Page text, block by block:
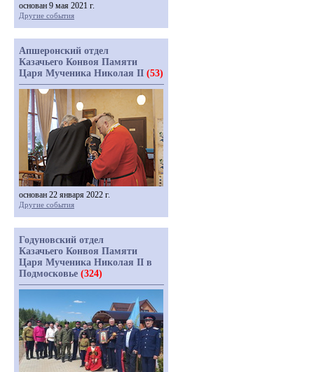
основан 9 мая 2021 г.
Другие события
Апшеронский отдел
Казачьего Конвоя Памяти
Царя Мученика Николая II (53)
основан 22 января 2022 г.
Другие события
Годуновский отдел
Казачьего Конвоя Памяти
Царя Мученика Николая II в
Подмосковье (324)